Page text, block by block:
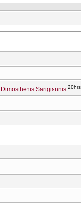
Dimosthenis Sarigiannis 20hrs